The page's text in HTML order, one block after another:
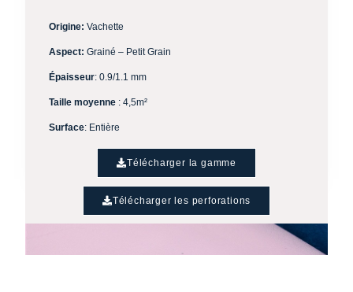
Origine: Vachette
Aspect: Grainé – Petit Grain
Épaisseur: 0.9/1.1 mm
Taille moyenne : 4,5m²
Surface: Entière
Télécharger la gamme
Télécharger les perforations